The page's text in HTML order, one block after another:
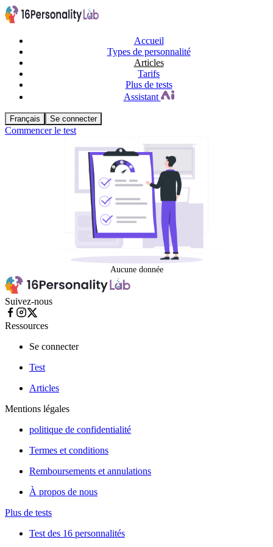
Accueil
Types de personnalité
Articles
Tarifs
Plus de tests
Assistant
Français Se connecter
Commencer le test
Aucune donnée
Suivez-nous
Ressources
Se connecter
Test
Articles
Mentions légales
politique de confidentialité
Termes et conditions
Remboursements et annulations
À propos de nous
Plus de tests
Test des 16 personnalités